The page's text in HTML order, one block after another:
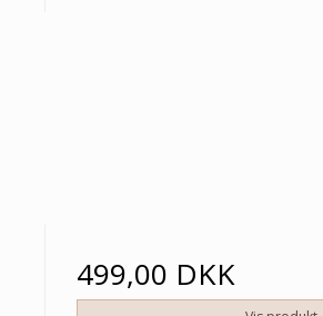
499,00 DKK